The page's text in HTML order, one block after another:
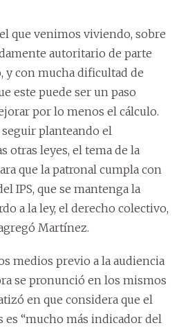
que venimos viviendo, sobre
autoritario de parte
y con mucha dificultad de
este puede ser un paso
por lo menos el cálculo.
planteando el
otras leyes, el tema de la
que la patronal cumpla con
IPS, que se mantenga la
a la ley, el derecho colectivo,
Martínez.
medios previo a la audiencia
se pronunció en los mismos
en que considera que el
“mucho más indicador del